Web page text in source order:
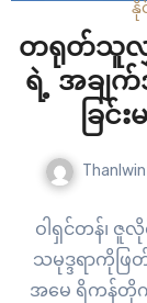
နို
တရုတ်သူလျှို
ရဲ့ အချ
ခြင်
ဝါရှင်တန်၊ ဇူ
သမုဒ္ဒရာကိုဖ
အမေ ရိကန်တို